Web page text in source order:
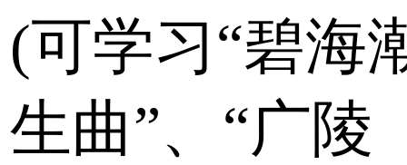
(可学习“碧海
生曲”、“广陵